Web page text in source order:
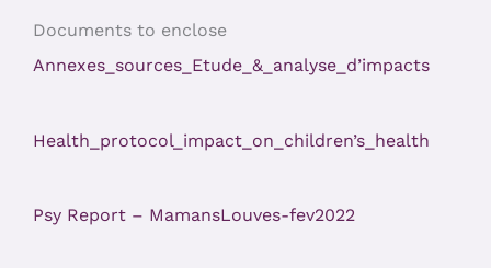
Documents to enclose
Annexes_sources_Etude_&_analyse_d’impacts
Health_protocol_impact_on_children’s_health
Psy Report – MamansLouves-fev2022